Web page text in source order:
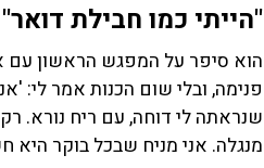
"הייתי כמו חבילת דואר"
פנימה, ובלי שום הכנות אמר
שנראתה לי דוחה, עם ריח נורא.
מנגלה. אני מניח שבכל בוקר